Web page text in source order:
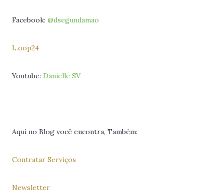
Facebook: @dsegundamao
L.oop24
Youtube: Danielle SV
Aqui no Blog você encontra, Também:
Contratar Serviços
Newsletter